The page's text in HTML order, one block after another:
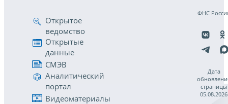
Открытое
ведомство
Открытые
данные
СМЭВ
Аналитический
портал
Видеоматериалы
ФНС
Дата
страницы
05.08.2026